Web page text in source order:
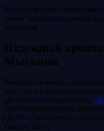
Когда возникает
обмен через проверенный
решением.
Надежный
Мытищах
Выбирая обменник
курс, но и репутацию
удобство взаимодействия.
ориентированный на
сделки, согласование
каждом шаге.